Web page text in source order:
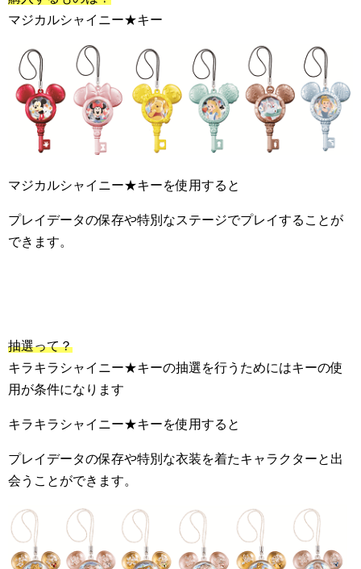
マジカルシャイニー★キー
マジカルシャイニー★キーを使用すると
プレイデータの保存や特別なステージでプレイすることが
できます。
抽選って？
キラキラシャイニー★キーの抽選を行うためにはキーの使
用が条件になります
キラキラシャイニー★キーを使用すると
プレイデータの保存や特別な衣装を着たキャラクターと出
会うことができます。